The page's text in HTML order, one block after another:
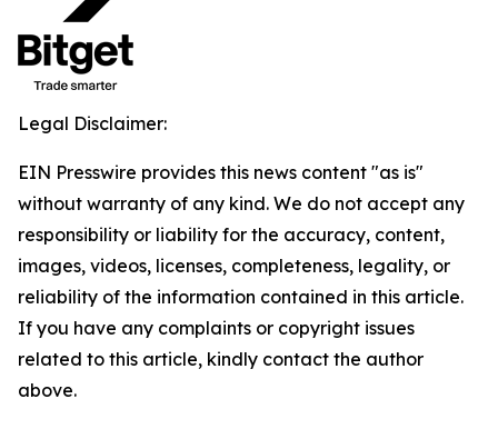
Legal Disclaimer:
EIN Presswire provides this news content "as is"
without warranty of any kind. We do not accept any
responsibility or liability for the accuracy, content,
images, videos, licenses, completeness, legality, or
reliability of the information contained in this article.
If you have any complaints or copyright issues
related to this article, kindly contact the author
above.